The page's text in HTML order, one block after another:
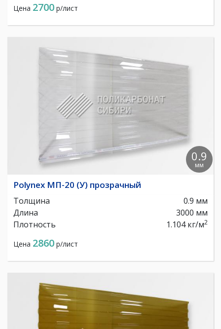
Цена 2700 р/лист
0.9
мм
Polynex МП-20 (У) прозрачный
Толщина
0.9 мм
Длина
3000 мм
Плотность
1.104 кг/м2
Цена 2860 р/лист